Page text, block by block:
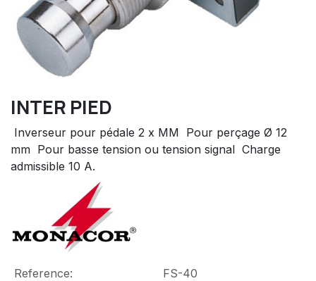
INTER PIED
 Inverseur pour pédale 2 x MM  Pour perçage Ø 12
mm  Pour basse tension ou tension signal  Charge
admissible 10 A.
Reference: FS-40